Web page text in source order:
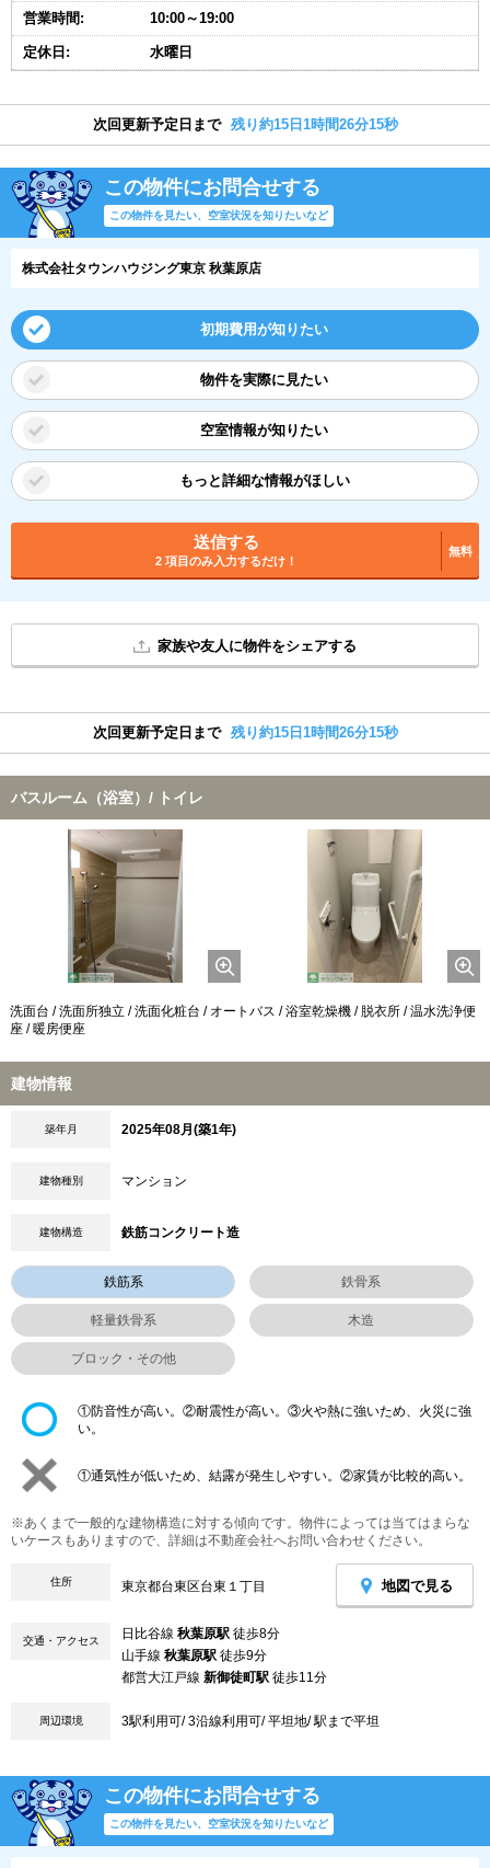
営業時間: 10:00～19:00
定休日: 水曜日
次回更新予定日まで 残り約15日1時間26分14秒
この物件にお問合せする
この物件を見たい、空室状況を知りたいなど
株式会社タウンハウジング東京 秋葉原店
初期費用が知りたい
物件を実際に見たい
空室情報が知りたい
もっと詳細な情報がほしい
送信する
2 項目のみ入力するだけ！
無料
家族や友人に物件をシェアする
次回更新予定日まで 残り約15日1時間26分14秒
バスルーム（浴室）/ トイレ
洗面台 / 洗面所独立 / 洗面化粧台 / オートバス / 浴室乾燥機 / 脱衣所 / 温水洗浄便
座 / 暖房便座
建物情報
築年月 2025年08月(築1年)
建物種別 マンション
建物構造 鉄筋コンクリート造
鉄筋系 鉄骨系
軽量鉄骨系 木造
ブロック・その他
①防音性が高い。②耐震性が高い。③火や熱に強いため、火災に強
い。
①通気性が低いため、結露が発生しやすい。②家賃が比較的高い。
※あくまで一般的な建物構造に対する傾向です。物件によっては当てはまらな
いケースもありますので、詳細は不動産会社へお問い合わせください。
住所 東京都台東区台東１丁目 地図で見る
交通・アクセス 日比谷線 秋葉原駅 徒歩8分
山手線 秋葉原駅 徒歩9分
都営大江戸線 新御徒町駅 徒歩11分
周辺環境 3駅利用可/ 3沿線利用可/ 平坦地/ 駅まで平坦
この物件にお問合せする
この物件を見たい、空室状況を知りたいなど